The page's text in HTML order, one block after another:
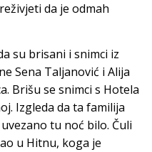
da je odmah
su brisani i snimci iz
Sena Taljanović i Alija
Brišu se snimci s Hotela
Izgleda da ta familija
tu noć bilo. Čuli
u Hitnu, koga je